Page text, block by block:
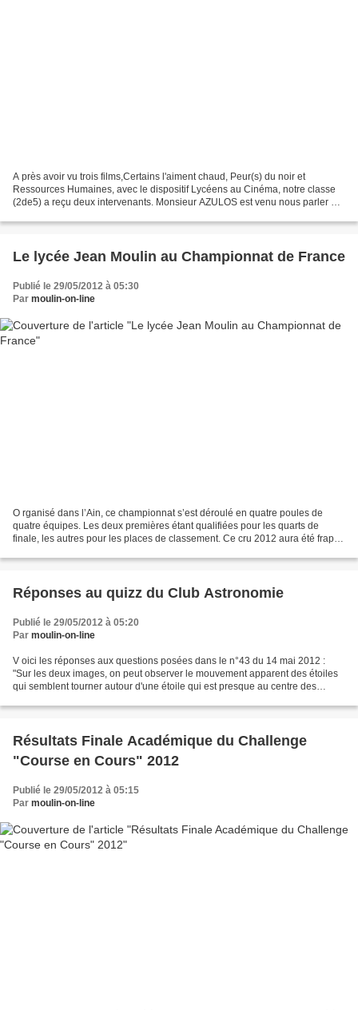
A près avoir vu trois films,Certains l'aiment chaud, Peur(s) du noir et
Ressources Humaines, avec le dispositif Lycéens au Cinéma, notre classe
(2de5) a reçu deux intervenants. Monsieur AZULOS est venu nous parler de
Le lycée Jean Moulin au Championnat de France
Publié le 29/05/2012 à 05:30
Par moulin-on-line
O rganisé dans l’Ain, ce championnat s’est déroulé en quatre poules de
quatre équipes. Les deux premières étant qualifiées pour les quarts de
finale, les autres pour les places de classement. Ce cru 2012 aura été frappé
Réponses au quizz du Club Astronomie
Publié le 29/05/2012 à 05:20
Par moulin-on-line
V oici les réponses aux questions posées dans le n°43 du 14 mai 2012 :
"Sur les deux images, on peut observer le mouvement apparent des étoiles
qui semblent tourner autour d'une étoile qui est presque au centre des
Résultats Finale Académique du Challenge
"Course en Cours" 2012
Publié le 29/05/2012 à 05:15
Par moulin-on-line